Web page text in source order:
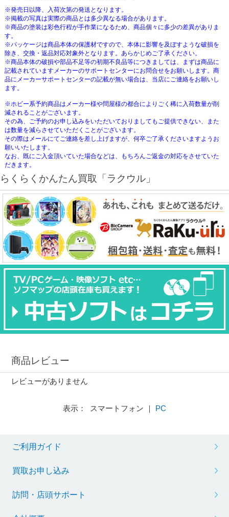
※発売日以降、入荷次第の発送となります。
※掲載の写真は実際の商品とは多少異なる場合があります。
※商品の塗装は彩色行程が手作業になるため、商品個々に多少の差異がありま
す。
※パッケージは商品本体の保護材ですので、本体に影響を及ぼすような破損を
除き、交換・返品対応対象外となります。あらかじめご了承ください。
※商品本体の破損や部品不足等の初期不良品等につきましては、まずは商品に
記載されていますメーカーのサポートセンターにお問合せをお願いします。商
品にメーカーサポートセンターの記載が無い場合は、当店にご連絡をお願いし
ます。
※ホビー系予約商品はメーカー様や問屋様の都合によりごく稀に入荷数量が削
減されることがございます。
その為、ご予約のお申し込みをいただいておりましてもご提供できない、また
は数量を減らさせていただくことがございます。
その際はメールにてご連絡を差し上げますが、何卒ご了承くださいますようお
願いいたします。
なお、既にご入金頂いていた場合などは、もちろんご返金の対応をさせていた
だきます。
らくらくかんたん買取「ラクウル」
商品レビュー
レビューがありません
表示： スマートフォン ｜ PC
ご利用ガイド
買取お申し込み
訪問・店頭サポート